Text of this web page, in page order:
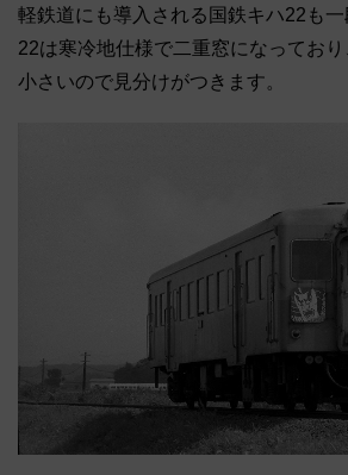
軽鉄道にも導入される国鉄キハ22も
22は寒冷地仕様で二重窓になってお
小さいので見分けがつきます。